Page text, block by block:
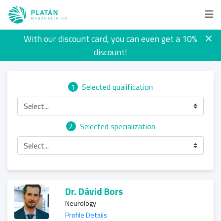
With our discount card, you can even get a 10%
discount!
1 Selected qualification
Select...
2
Selected specialization
Select...
Dr. Dávid Bors
Neurology
Profile Details